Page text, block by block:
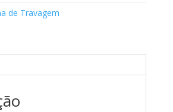
de Travagem